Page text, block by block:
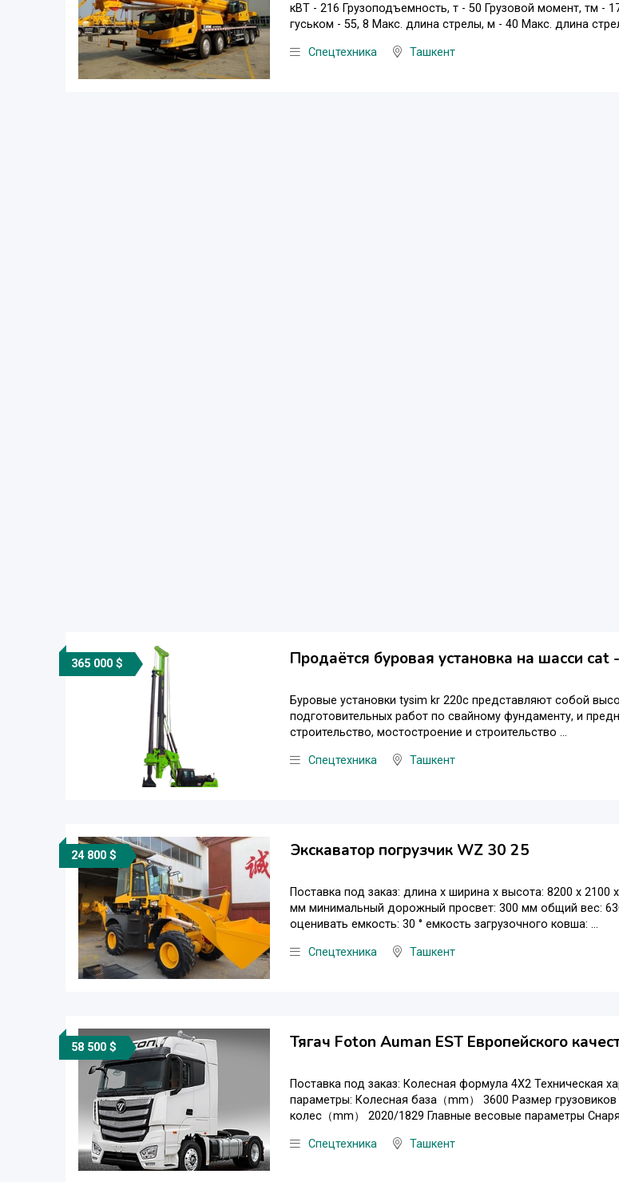
кВТ - 216 Грузоподъемность, т - 50 Грузовой момент, тм
гуськом - 55, 8 Макс. длина стрелы, м - 40 Макс. длина
Спецтехника Ташкент
365 000 $ Продаётся буровая установка на шасси
Буровые установки tysim kr 220c представляют собой
подготовительных работ по свайному фундаменту, и
строительство, мостостроение и строительство ...
Спецтехника Ташкент
24 800 $ Экскаватор погрузчик WZ 30 25
Поставка под заказ: длина х ширина х высота: 8200 х
мм минимальный дорожный просвет: 300 мм общий вес:
оценивать емкость: 30 ° емкость загрузочного ковша: ...
Спецтехника Ташкент
58 500 $ Тягач Foton Auman EST Европейского
Поставка под заказ: Колесная формула 4X2 Техническая
параметры: Колесная база（mm） 3600 Размер
колес（mm） 2020/1829 Главные весовые параметры
Спецтехника Ташкент